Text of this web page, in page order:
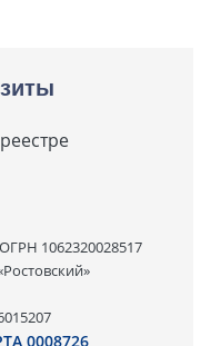
1062320028517
0008726